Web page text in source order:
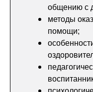
общению с
методы
помощи;